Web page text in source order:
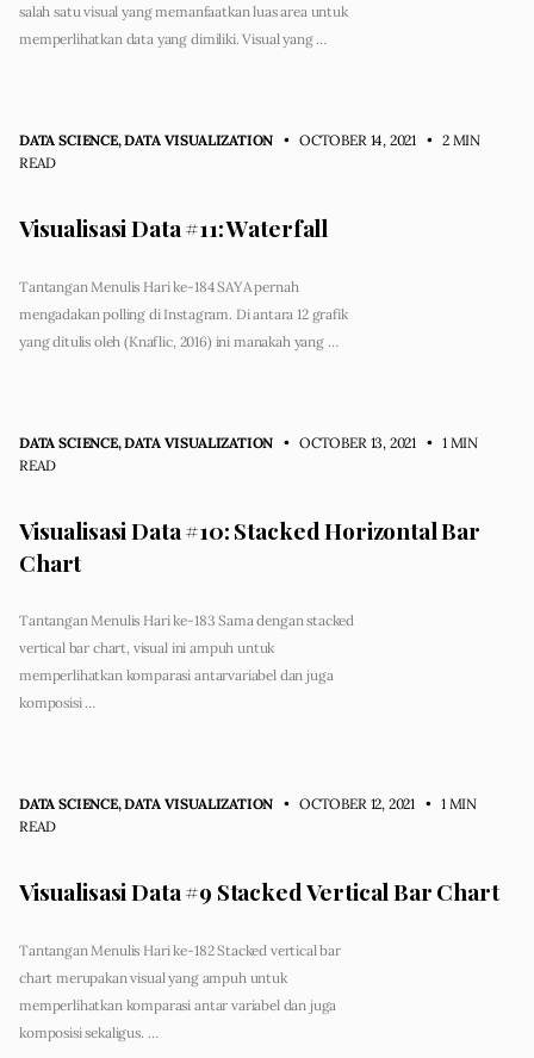
salah satu visual yang memanfaatkan luas area untuk
memperlihatkan data yang dimiliki. Visual yang …
DATA SCIENCE,DATA VISUALIZATION • OCTOBER 14, 2021 • 2 MIN
READ
Visualisasi Data #11: Waterfall
Tantangan Menulis Hari ke-184 SAYA pernah
mengadakan polling di Instagram. Di antara 12 grafik
yang ditulis oleh (Knaflic, 2016) ini manakah yang …
DATA SCIENCE,DATA VISUALIZATION • OCTOBER 13, 2021 • 1 MIN
READ
Visualisasi Data #10: Stacked Horizontal Bar
Chart
Tantangan Menulis Hari ke-183 Sama dengan stacked
vertical bar chart, visual ini ampuh untuk
memperlihatkan komparasi antarvariabel dan juga
komposisi …
DATA SCIENCE,DATA VISUALIZATION • OCTOBER 12, 2021 • 1 MIN
READ
Visualisasi Data #9 Stacked Vertical Bar Chart
Tantangan Menulis Hari ke-182 Stacked vertical bar
chart merupakan visual yang ampuh untuk
memperlihatkan komparasi antar variabel dan juga
komposisi sekaligus. …